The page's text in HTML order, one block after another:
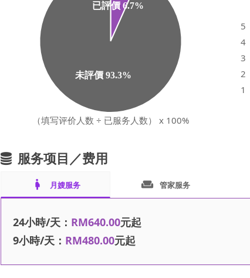
（填写评价人数 ÷ 已服务人数） x 100%
5
4
3
2
1
服务项目／费用
pregnant_woman 月嫂服务 weekend 管家服务
24小時/天： RM640.00元起
9小時/天： RM480.00元起